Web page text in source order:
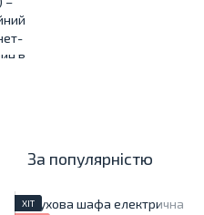
За популярністю
ХІТ